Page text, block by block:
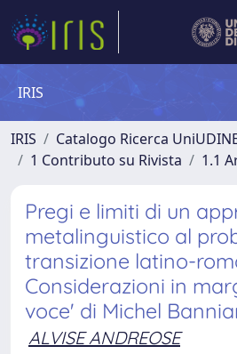
IRIS
IRIS
Catalogo Ricerca
1 Contributo su Rivista
1.1
Pregi e limiti di un
metalinguistico al
transizione latino-
Considerazioni in
voce' di Michel
ALVISE ANDREOSE